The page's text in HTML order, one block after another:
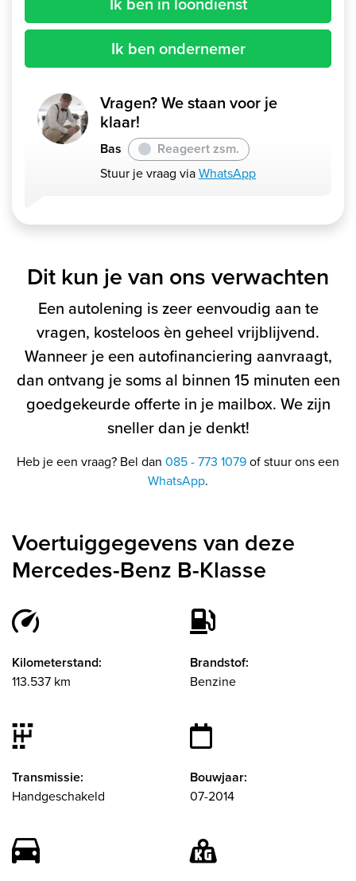
Ik ben ondernemer
Vragen? We staan voor je
klaar!
Bas
Reageert zsm.
Stuur je vraag viaWhatsApp
Dit kun je van ons verwachten
Een autolening is zeer eenvoudig aan te
vragen, kosteloos èn geheel vrijblijvend.
Wanneer je een autofinanciering aanvraagt,
dan ontvang je soms al binnen 15 minuten een
goedgekeurde offerte in je mailbox. We zijn
sneller dan je denkt!
Heb je een vraag? Bel dan 085 - 773 1079of stuur ons een
WhatsApp.
Voertuiggegevens van deze
Mercedes-Benz B-Klasse
Kilometerstand:
113.537 km
Brandstof:
Benzine
Transmissie:
Handgeschakeld
Bouwjaar:
07-2014